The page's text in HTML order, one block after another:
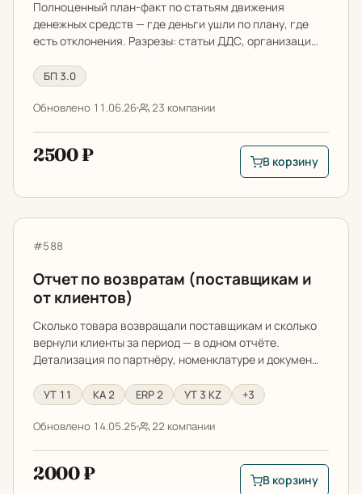
Полноценный план-факт по статьям движения
денежных средств — где деньги ушли по плану, где
есть отклонения. Разрезы: статьи ДДС, организаци…
БП 3.0
Обновлено 11.06.26 23 компании
2500 ₽
В корзину:
В корзину
Отчет по возвратам (поставщикам и от клиентов)
Артикул:
#588
Отчет по возвратам (поставщикам и
от клиентов)
Сколько товара возвращали поставщикам и сколько
вернули клиенты за период — в одном отчёте.
Детализация по партнёру, номенклатуре и докумен…
УТ 11 КА 2 ERP 2 УТ 3 KZ +3
Обновлено 14.05.25 22 компании
2000 ₽
В корзину: Отчет
В корзину